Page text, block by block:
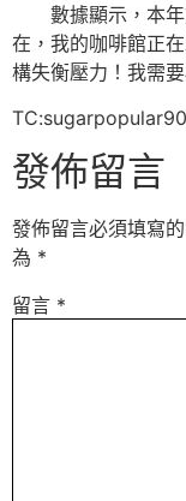
數據顯示，本
在，我的咖啡館正
構失衡壓力！我需
發佈留言
發佈留言必須填寫
為 *
留言 *